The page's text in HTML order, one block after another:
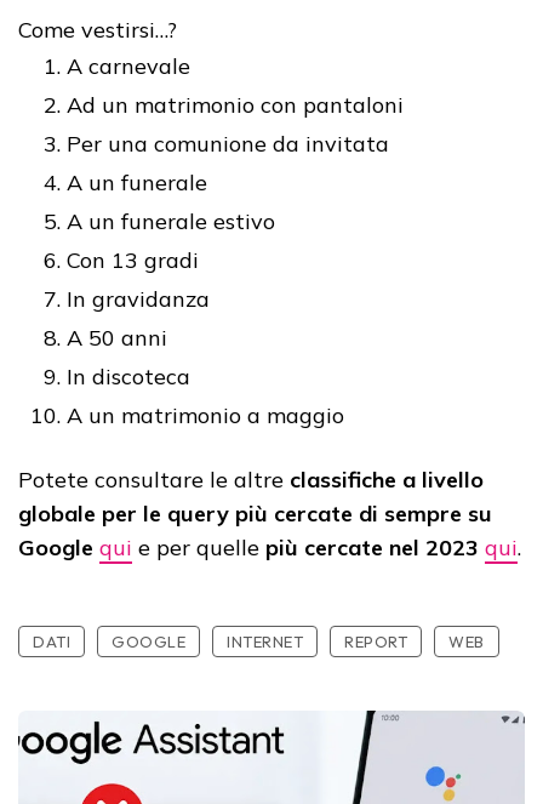
Come vestirsi…?
A carnevale
Ad un matrimonio con pantaloni
Per una comunione da invitata
A un funerale
A un funerale estivo
Con 13 gradi
In gravidanza
A 50 anni
In discoteca
A un matrimonio a maggio
Potete consultare le altre classifiche a livello
globale per le query più cercate di sempre su
Google qui e per quelle più cercate nel 2023 qui.
DATI GOOGLE INTERNET REPORT WEB